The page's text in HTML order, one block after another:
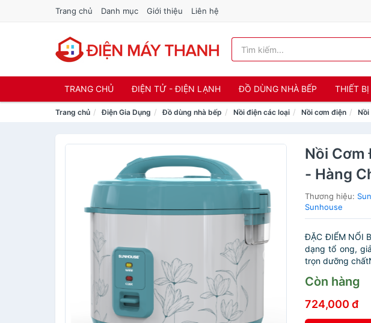
Trang chủ Danh mục Giới thiệu Liên hệ
TRANG CHỦ ĐIỆN TỬ - ĐIỆN LẠNH ĐỒ DÙNG NHÀ BẾP THIẾT
Trang chủ Điện Gia Dụng Đồ dùng nhà bếp Nồi điện các loại Nồi cơm điện Nồi
Nồi Cơm
- Hàng
Thương hiệu:
Sunhouse
ĐẶC ĐIỂM NỔI
dạng tổ ong,
trọn dưỡng
Còn hàng
724,000 đ